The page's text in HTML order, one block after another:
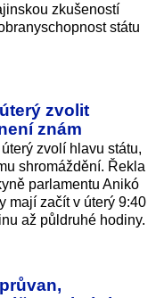
zkušeností
státu
zvolit
znám
zvolí hlavu státu,
shromáždění. Řekla
parlamentu Anikó
mají začít v úterý 9:40
až půldruhé hodiny.